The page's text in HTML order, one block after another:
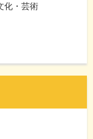
化・芸術